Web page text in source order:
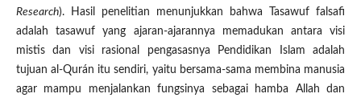
Research). Hasil penelitian menunjukkan bahwa Tasawuf falsafi
adalah tasawuf yang ajaran-ajarannya memadukan antara visi
mistis dan visi rasional pengasasnya Pendidikan Islam adalah
tujuan al-Qurán itu sendiri, yaitu bersama-sama membina manusia
agar mampu menjalankan fungsinya sebagai hamba Allah dan